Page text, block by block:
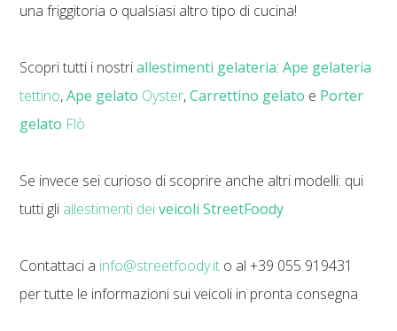
una friggitoria o qualsiasi altro tipo di cucina!
Scopri tutti i nostriallestimenti gelateria:Ape gelateria
tettino,Ape gelato Oyster, Carrettino gelato e Porter
gelato Flò
Se invece sei curioso di scoprire anche altri modelli: qui
tutti gli allestimenti deiveicoli StreetFoody
Contattaci a info@streetfoody.it o al +39 055 919431
per tutte le informazioni sui veicoli in pronta consegna